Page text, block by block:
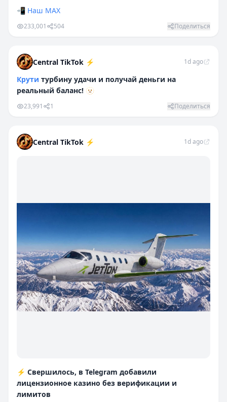
📲 Наш МАХ
233,001 504 Поделиться
Central TikTok ⚡️ 1d ago
Крути турбину удачи и получай деньги на
реальный баланс! 🫥
23,991 1 Поделиться
Central TikTok ⚡️ 1d ago
⚡️ Свершилось, в Telegram добавили
лицензионное казино без верификации и
лимитов